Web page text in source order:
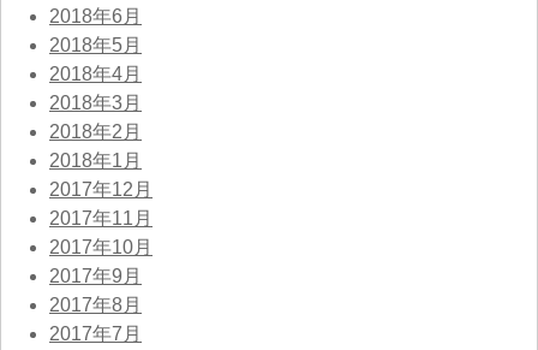
2018年6月
2018年5月
2018年4月
2018年3月
2018年2月
2018年1月
2017年12月
2017年11月
2017年10月
2017年9月
2017年8月
2017年7月